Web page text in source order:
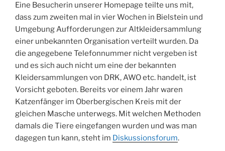
Eine Besucherin unserer Homepage teilte uns mit,
dass zum zweiten mal in vier Wochen in Bielstein und
Umgebung Aufforderungen zur Altkleidersammlung
einer unbekannten Organisation verteilt wurden. Da
die angegebene Telefonnummer nicht vergeben ist
und es sich auch nicht um eine der bekannten
Kleidersammlungen von DRK, AWO etc. handelt, ist
Vorsicht geboten. Bereits vor einem Jahr waren
Katzenfänger im Oberbergischen Kreis mit der
gleichen Masche unterwegs. Mit welchen Methoden
damals die Tiere eingefangen wurden und was man
dagegen tun kann, steht im Diskussionsforum.